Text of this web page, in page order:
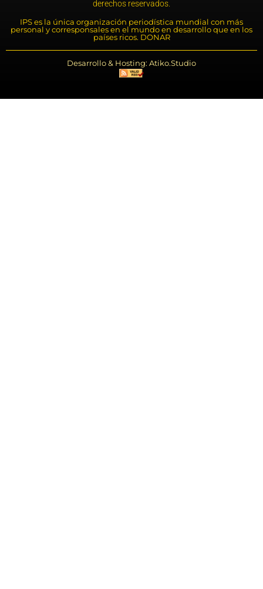
derechos reservados.
IPS es la única organización periodística mundial con más
personal y corresponsales en el mundo en desarrollo que en los
países ricos. DONAR
Desarrollo & Hosting: Atiko.Studio